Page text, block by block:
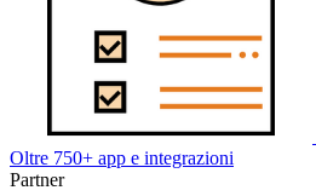
Oltre 750+ app e integrazioni
Partner